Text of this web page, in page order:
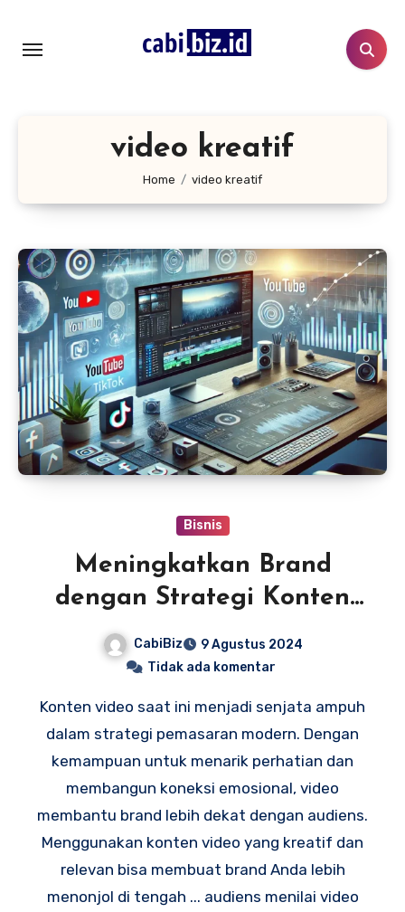
konten
video kreatif
Home video kreatif
Bisnis
Meningkatkan Brand
dengan Strategi Konten
CabiBiz
9 Agustus 2024
Tidak ada komentar
Konten video saat ini menjadi senjata ampuh
dalam strategi pemasaran modern. Dengan
kemampuan untuk menarik perhatian dan
membangun koneksi emosional, video
membantu brand lebih dekat dengan audiens.
Menggunakan konten video yang kreatif dan
relevan bisa membuat brand Anda lebih
menonjol di tengah ... audiens menilai video